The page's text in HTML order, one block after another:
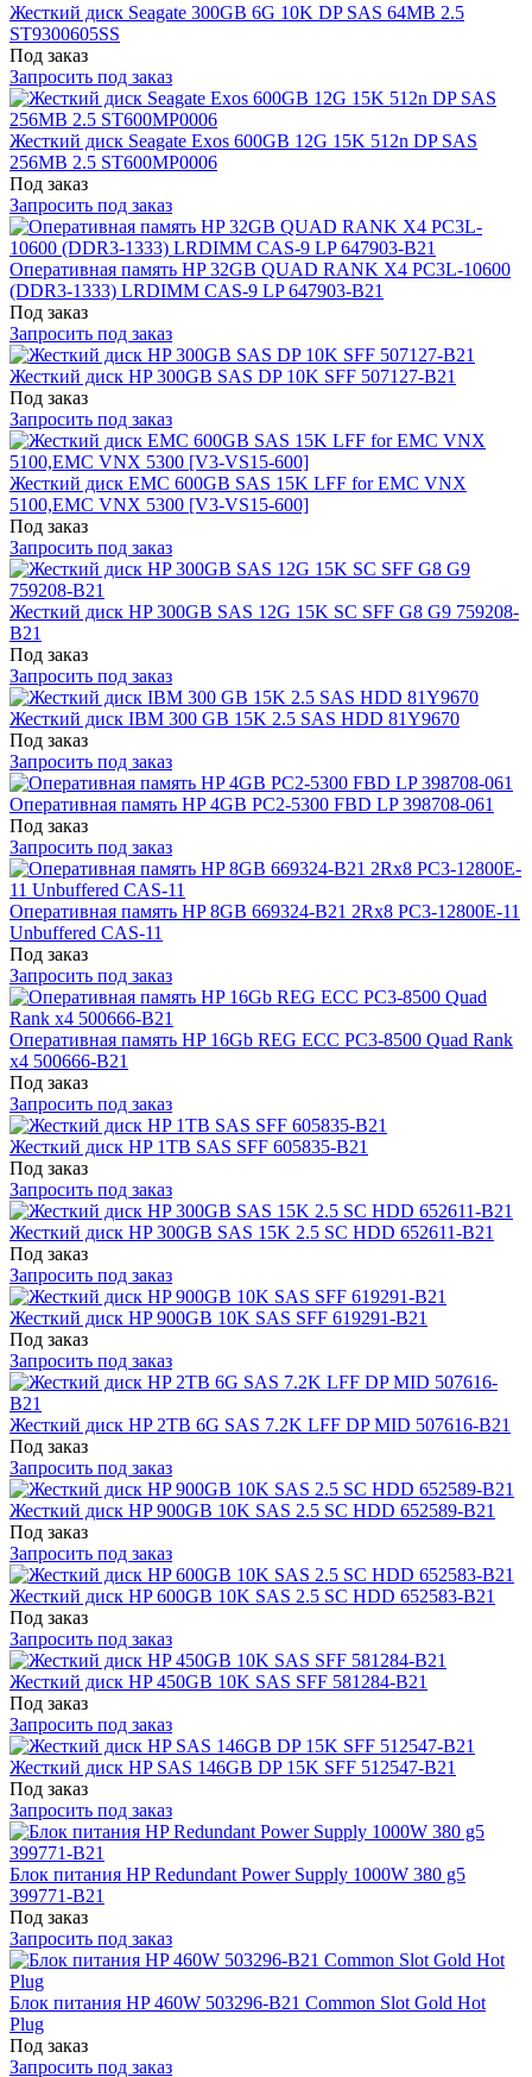
Жесткий диск Seagate 300GB 6G 10K DP SAS 64MB 2.5
ST9300605SS
Под заказ
Запросить под заказ
Жесткий диск Seagate Exos 600GB 12G 15K 512n DP SAS
256MB 2.5 ST600MP0006
Под заказ
Запросить под заказ
Оперативная память HP 32GB QUAD RANK X4 PC3L-10600
(DDR3-1333) LRDIMM CAS-9 LP 647903-B21
Под заказ
Запросить под заказ
Жесткий диск HP 300GB SAS DP 10K SFF 507127-B21
Под заказ
Запросить под заказ
Жесткий диск EMC 600GB SAS 15K LFF for EMC VNX
5100,EMC VNX 5300 [V3-VS15-600]
Под заказ
Запросить под заказ
Жесткий диск HP 300GB SAS 12G 15K SC SFF G8 G9 759208-
B21
Под заказ
Запросить под заказ
Жесткий диск IBM 300 GB 15K 2.5 SAS HDD 81Y9670
Под заказ
Запросить под заказ
Оперативная память HP 4GB PC2-5300 FBD LP 398708-061
Под заказ
Запросить под заказ
Оперативная память HP 8GB 669324-B21 2Rx8 PC3-12800E-11
Unbuffered CAS-11
Под заказ
Запросить под заказ
Оперативная память HP 16Gb REG ECC PC3-8500 Quad Rank
x4 500666-B21
Под заказ
Запросить под заказ
Жесткий диск HP 1TB SAS SFF 605835-B21
Под заказ
Запросить под заказ
Жесткий диск HP 300GB SAS 15K 2.5 SC HDD 652611-B21
Под заказ
Запросить под заказ
Жесткий диск HP 900GB 10K SAS SFF 619291-B21
Под заказ
Запросить под заказ
Жесткий диск HP 2TB 6G SAS 7.2K LFF DP MID 507616-B21
Под заказ
Запросить под заказ
Жесткий диск HP 900GB 10K SAS 2.5 SC HDD 652589-B21
Под заказ
Запросить под заказ
Жесткий диск HP 600GB 10K SAS 2.5 SC HDD 652583-B21
Под заказ
Запросить под заказ
Жесткий диск HP 450GB 10K SAS SFF 581284-B21
Под заказ
Запросить под заказ
Жесткий диск HP SAS 146GB DP 15K SFF 512547-B21
Под заказ
Запросить под заказ
Блок питания HP Redundant Power Supply 1000W 380 g5
399771-B21
Под заказ
Запросить под заказ
Блок питания HP 460W 503296-B21 Common Slot Gold Hot
Plug
Под заказ
Запросить под заказ